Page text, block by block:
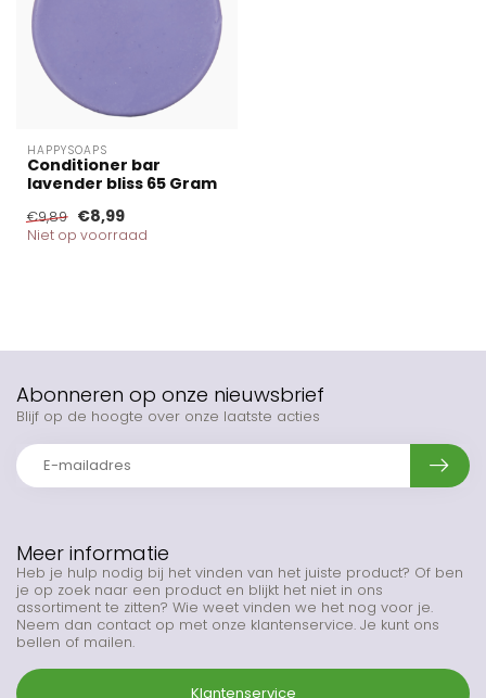
HAPPYSOAPS
Conditioner bar
lavender bliss 65 Gram
€9,89 €8,99
Niet op voorraad
Meer informatie
Heb je hulp nodig bij het vinden van het juiste product? Of ben
je op zoek naar een product en blijkt het niet in ons
assortiment te zitten? Wie weet vinden we het nog voor je.
Neem dan contact op met onze klantenservice. Je kunt ons
bellen of mailen.
Klantenservice
Abonneren op onze nieuwsbrief
Blijf op de hoogte over onze laatste acties